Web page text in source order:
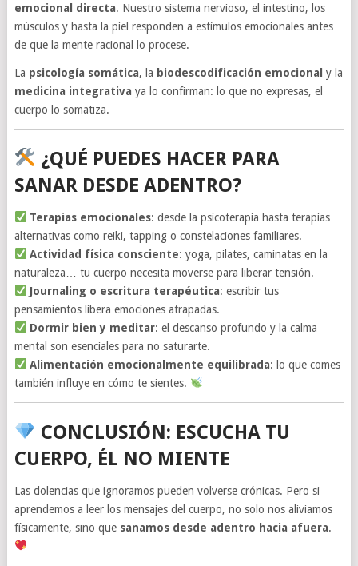
emocional directa. Nuestro sistema nervioso, el intestino, los
músculos y hasta la piel responden a estímulos emocionales antes
de que la mente racional lo procese.
La psicología somática, la biodescodificación emocional y la
medicina integrativa ya lo confirman: lo que no expresas, el
cuerpo lo somatiza.
¿QUÉ PUEDES HACER PARA
SANAR DESDE ADENTRO?
Terapias emocionales: desde la psicoterapia hasta terapias
alternativas como reiki, tapping o constelaciones familiares.
Actividad física consciente: yoga, pilates, caminatas en la
naturaleza… tu cuerpo necesita moverse para liberar tensión.
Journaling o escritura terapéutica: escribir tus
pensamientos libera emociones atrapadas.
Dormir bien y meditar: el descanso profundo y la calma
mental son esenciales para no saturarte.
Alimentación emocionalmente equilibrada: lo que comes
también influye en cómo te sientes.
CONCLUSIÓN: ESCUCHA TU
CUERPO, ÉL NO MIENTE
Las dolencias que ignoramos pueden volverse crónicas. Pero si
aprendemos a leer los mensajes del cuerpo, no solo nos aliviamos
físicamente, sino que sanamos desde adentro hacia afuera.